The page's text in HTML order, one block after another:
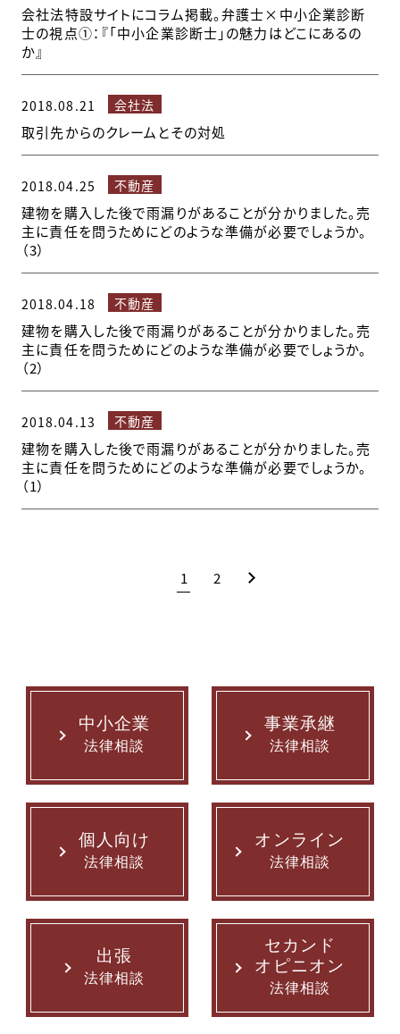
会社法特設サイトにコラム掲載。弁護士×中小企業診断
士の視点①：『「中小企業診断士」の魅力はどこにあるの
か』
2018.08.21 会社法
取引先からのクレームとその対処
2018.04.25 不動産
建物を購入した後で雨漏りがあることが分かりました。売
主に責任を問うためにどのような準備が必要でしょうか。
（3）
2018.04.18 不動産
建物を購入した後で雨漏りがあることが分かりました。売
主に責任を問うためにどのような準備が必要でしょうか。
（2）
2018.04.13 不動産
建物を購入した後で雨漏りがあることが分かりました。売
主に責任を問うためにどのような準備が必要でしょうか。
（1）
1 2
中小企業
法律相談
事業承継
法律相談
個人向け
法律相談
オンライン
法律相談
出張
法律相談
セカンド
オピニオン
法律相談